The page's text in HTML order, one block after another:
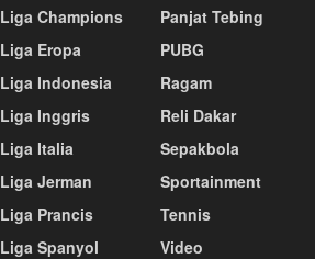
Liga Champions
Liga Eropa
Liga Indonesia
Liga Inggris
Liga Italia
Liga Jerman
Liga Prancis
Liga Spanyol
Panjat Tebing
PUBG
Ragam
Reli Dakar
Sepakbola
Sportainment
Tennis
Video